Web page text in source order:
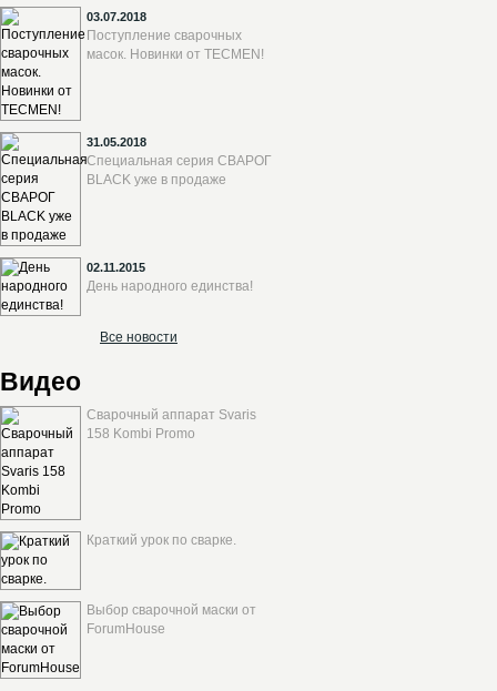
03.07.2018
Поступление сварочных
масок. Новинки от TECMEN!
31.05.2018
Специальная серия СВАРОГ
BLACK уже в продаже
02.11.2015
День народного единства!
Все новости
Видео
Сварочный аппарат Svaris
158 Kombi Promo
Краткий урок по сварке.
Выбор сварочной маски от
ForumHouse